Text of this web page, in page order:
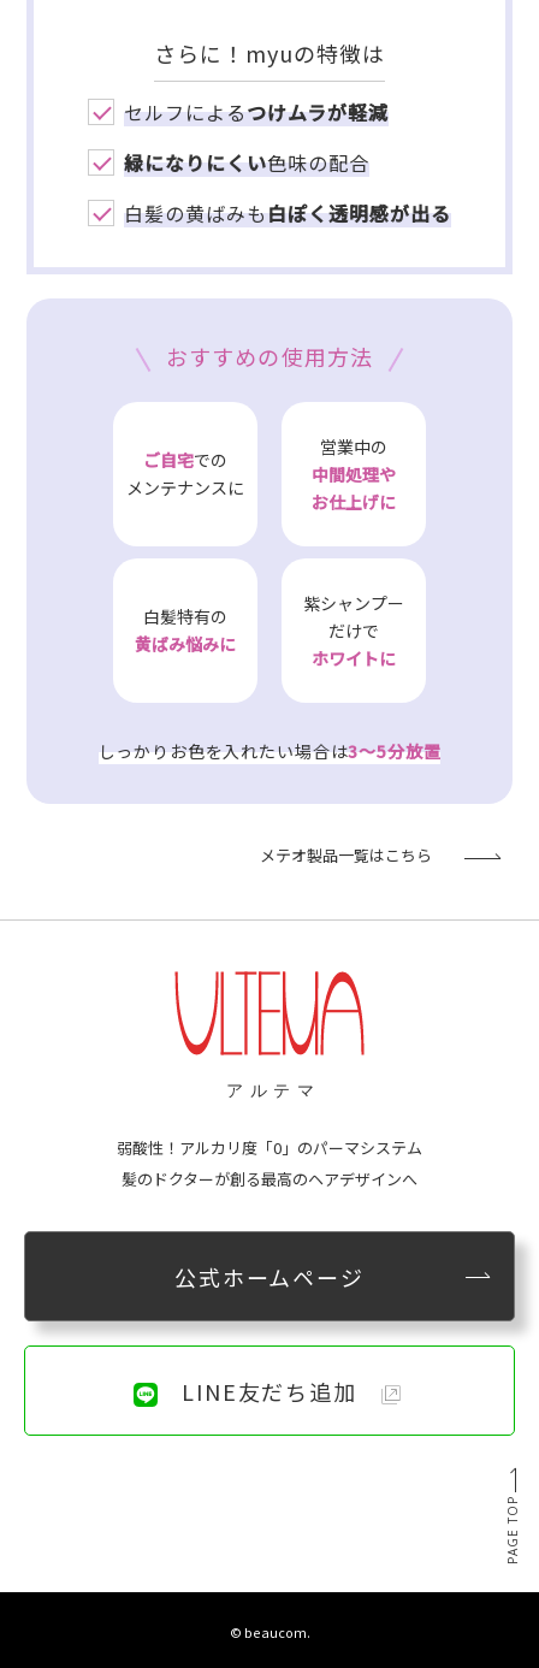
さらに！myuの特徴は
セルフによるつけムラが軽減
緑になりにくい色味の配合
白髪の黄ばみも白ぽく透明感が出る
おすすめの使用方法
ご自宅での
メンテナンスに
営業中の
中間処理や
お仕上げに
白髪特有の
黄ばみ悩みに
紫シャンプー
だけで
ホワイトに
しっかりお色を入れたい場合は3～5分放置
メテオ製品一覧はこちら
弱酸性！アルカリ度「0」のパーマシステム
髪のドクターが創る最高のヘアデザインへ
公式ホームページ
LINE友だち追加
PAGE TOP
© beaucom.